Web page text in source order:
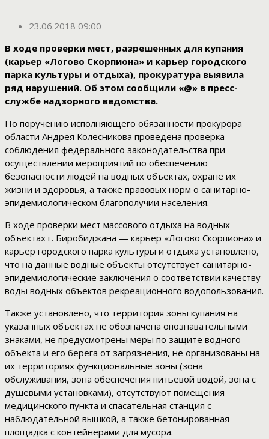
23.06.2018 09:00
В ходе проверки мест, разрешенных для купания
(карьер «Логово Скорпиона» и карьер городского
парка культуры и отдыха), прокуратура выявила
ряд нарушений. Об этом сообщили «@» в пресс-
службе надзорного ведомства.
По поручению исполняющего обязанности прокурора
области Андрея Колесникова проведена проверка
соблюдения федерального законодательства при
осуществлении мероприятий по обеспечению
безопасности людей на водных объектах, охране их
жизни и здоровья, а также правовых норм о санитарно-
эпидемиологическом благополучии населения.
В ходе проверки мест массового отдыха на водных
объектах г. Биробиджана — карьер «Логово Скорпиона» и
карьер городского парка культуры и отдыха установлено,
что на данные водные объекты отсутствует санитарно-
эпидемиологические заключения о соответствии качеству
воды водных объектов рекреационного водопользования.
Также установлено, что территория зоны купания на
указанных объектах не обозначена опознавательными
знаками, не предусмотрены меры по защите водного
объекта и его берега от загрязнения, не организованы на
их территориях функциональные зоны (зона
обслуживания, зона обеспечения питьевой водой, зона с
душевыми установками), отсутствуют помещения
медицинского пункта и спасательная станция с
наблюдательной вышкой, а также бетонированная
площадка с контейнерами для мусора.